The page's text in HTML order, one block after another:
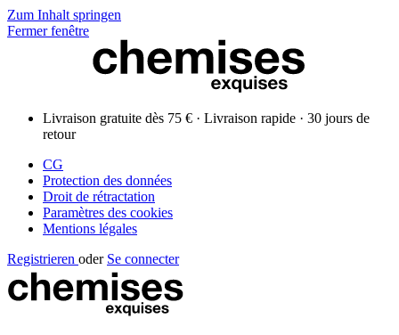
Zum Inhalt springen
Fermer fenêtre
Livraison gratuite dès 75 € · Livraison rapide · 30 jours de
retour
CG
Protection des données
Droit de rétractation
Paramètres des cookies
Mentions légales
Registrieren oder Se connecter